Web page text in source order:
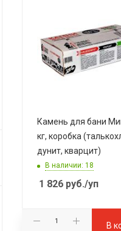
Камень для бани
кг, коробка
дунит, кварцит)
В наличии: 18
1 826 руб./уп
В